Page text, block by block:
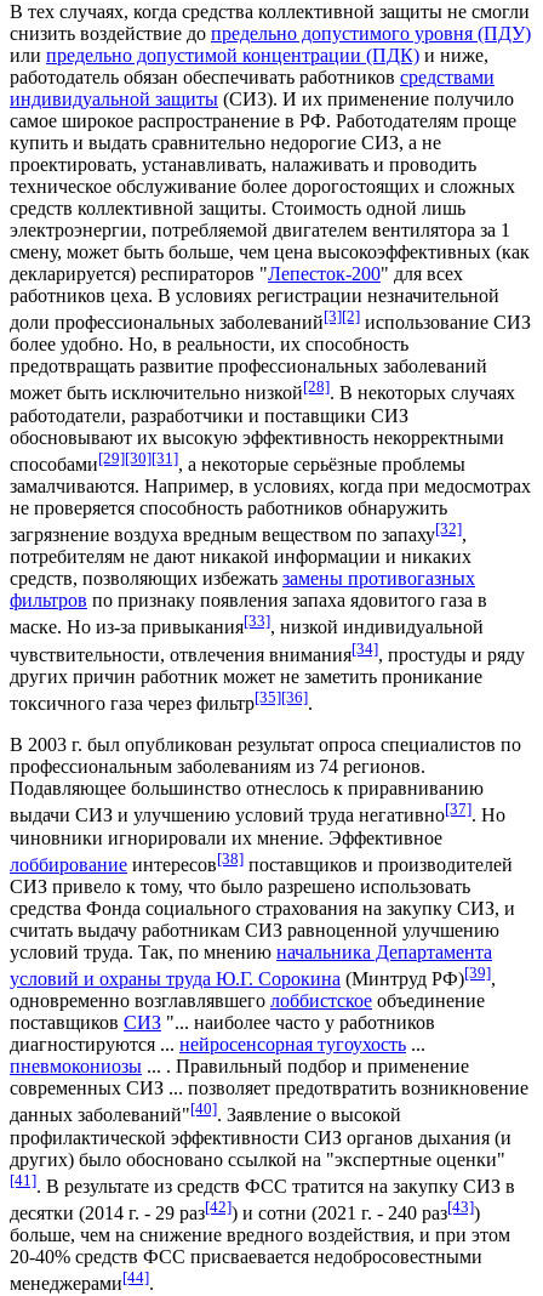
В тех случаях, когда средства коллективной защиты не смогли
снизить воздействие до предельно допустимого уровня (ПДУ)
или предельно допустимой концентрации (ПДК) и ниже,
работодатель обязан обеспечивать работников средствами
индивидуальной защиты (СИЗ). И их применение получило
самое широкое распространение в РФ. Работодателям проще
купить и выдать сравнительно недорогие СИЗ, а не
проектировать, устанавливать, налаживать и проводить
техническое обслуживание более дорогостоящих и сложных
средств коллективной защиты. Стоимость одной лишь
электроэнергии, потребляемой двигателем вентилятора за 1
смену, может быть больше, чем цена высокоэффективных (как
декларируется) респираторов "Лепесток-200" для всех
работников цеха. В условиях регистрации незначительной
доли профессиональных заболеваний[3][2] использование СИЗ
более удобно. Но, в реальности, их способность
предотвращать развитие профессиональных заболеваний
может быть исключительно низкой[28]. В некоторых случаях
работодатели, разработчики и поставщики СИЗ
обосновывают их высокую эффективность некорректными
способами[29][30][31], а некоторые серьёзные проблемы
замалчиваются. Например, в условиях, когда при медосмотрах
не проверяется способность работников обнаружить
загрязнение воздуха вредным веществом по запаху[32],
потребителям не дают никакой информации и никаких
средств, позволяющих избежать замены противогазных
фильтров по признаку появления запаха ядовитого газа в
маске. Но из-за привыкания[33], низкой индивидуальной
чувствительности, отвлечения внимания[34], простуды и ряду
других причин работник может не заметить проникание
токсичного газа через фильтр[35][36].
В 2003 г. был опубликован результат опроса специалистов по
профессиональным заболеваниям из 74 регионов.
Подавляющее большинство отнеслось к приравниванию
выдачи СИЗ и улучшению условий труда негативно[37]. Но
чиновники игнорировали их мнение. Эффективное
лоббирование интересов[38] поставщиков и производителей
СИЗ привело к тому, что было разрешено использовать
средства Фонда социального страхования на закупку СИЗ, и
считать выдачу работникам СИЗ равноценной улучшению
условий труда. Так, по мнению начальника Департамента
условий и охраны труда Ю.Г. Сорокина (Минтруд РФ)[39],
одновременно возглавлявшего лоббистское объединение
поставщиков СИЗ "... наиболее часто у работников
диагностируются ... нейросенсорная тугоухость ...
пневмокониозы ... . Правильный подбор и применение
современных СИЗ ... позволяет предотвратить возникновение
данных заболеваний"[40]. Заявление о высокой
профилактической эффективности СИЗ органов дыхания (и
других) было обосновано ссылкой на "экспертные оценки"
[41]. В результате из средств ФСС тратится на закупку СИЗ в
десятки (2014 г. - 29 раз[42]) и сотни (2021 г. - 240 раз[43])
больше, чем на снижение вредного воздействия, и при этом
20-40% средств ФСС присваевается недобросовестными
менеджерами[44].